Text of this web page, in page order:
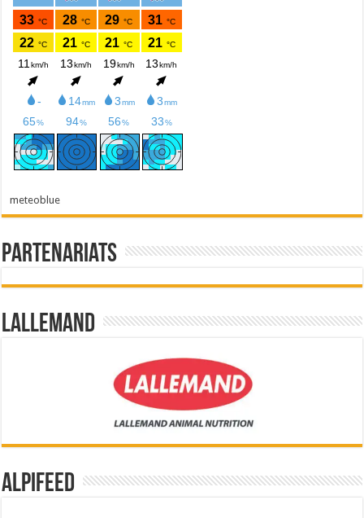
meteoblue
Partenariats
Lallemand
Alpifeed